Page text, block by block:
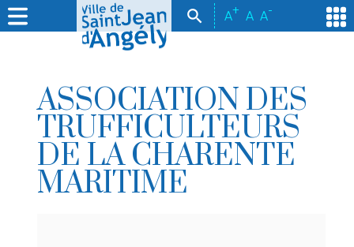
A+ A A-
ASSOCIATION DES
TRUFFICULTEURS
DE LA CHARENTE
MARITIME